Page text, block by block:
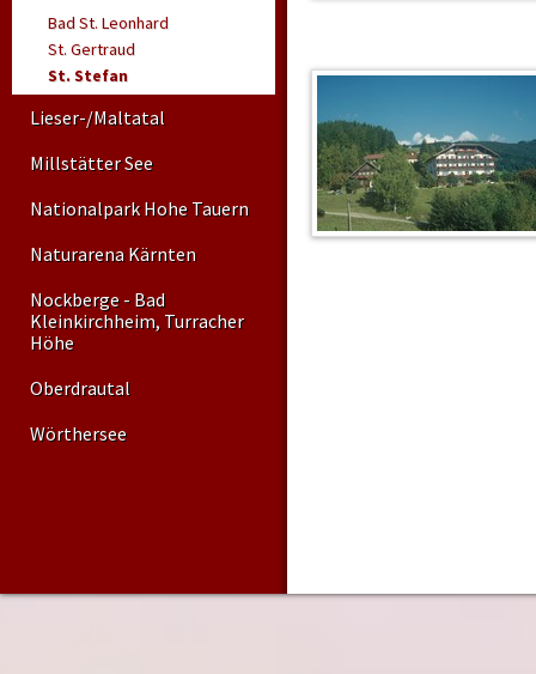
Bad St. Leonhard
St. Gertraud
St. Stefan
Lieser-/Maltatal
Millstätter See
Nationalpark Hohe Tauern
Naturarena Kärnten
Nockberge - Bad
Kleinkirchheim, Turracher
Höhe
Oberdrautal
Wörthersee